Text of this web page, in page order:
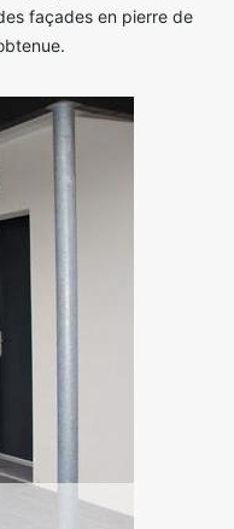
façades en pierre de